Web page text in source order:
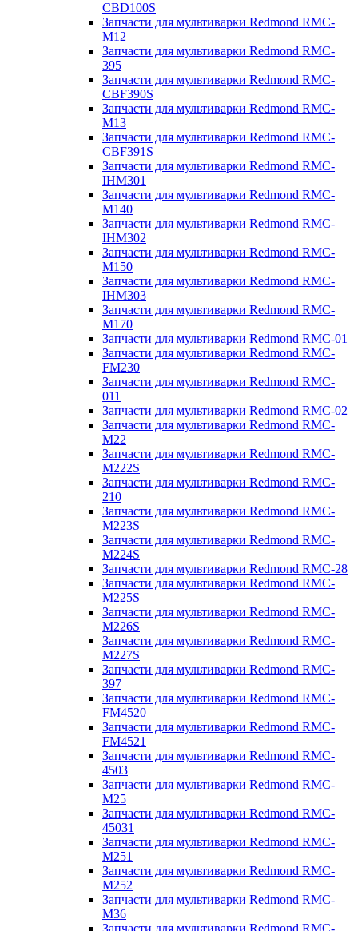
CBD100S
Запчасти для мультиварки Redmond RMC-
M12
Запчасти для мультиварки Redmond RMC-
395
Запчасти для мультиварки Redmond RMC-
CBF390S
Запчасти для мультиварки Redmond RMC-
M13
Запчасти для мультиварки Redmond RMC-
CBF391S
Запчасти для мультиварки Redmond RMC-
IHM301
Запчасти для мультиварки Redmond RMC-
M140
Запчасти для мультиварки Redmond RMC-
IHM302
Запчасти для мультиварки Redmond RMC-
M150
Запчасти для мультиварки Redmond RMC-
IHM303
Запчасти для мультиварки Redmond RMC-
M170
Запчасти для мультиварки Redmond RMC-01
Запчасти для мультиварки Redmond RMC-
FM230
Запчасти для мультиварки Redmond RMC-
011
Запчасти для мультиварки Redmond RMC-02
Запчасти для мультиварки Redmond RMC-
M22
Запчасти для мультиварки Redmond RMC-
M222S
Запчасти для мультиварки Redmond RMC-
210
Запчасти для мультиварки Redmond RMC-
M223S
Запчасти для мультиварки Redmond RMC-
M224S
Запчасти для мультиварки Redmond RMC-28
Запчасти для мультиварки Redmond RMC-
M225S
Запчасти для мультиварки Redmond RMC-
M226S
Запчасти для мультиварки Redmond RMC-
M227S
Запчасти для мультиварки Redmond RMC-
397
Запчасти для мультиварки Redmond RMC-
FM4520
Запчасти для мультиварки Redmond RMC-
FM4521
Запчасти для мультиварки Redmond RMC-
4503
Запчасти для мультиварки Redmond RMC-
M25
Запчасти для мультиварки Redmond RMC-
45031
Запчасти для мультиварки Redmond RMC-
M251
Запчасти для мультиварки Redmond RMC-
M252
Запчасти для мультиварки Redmond RMC-
M36
Запчасти для мультиварки Redmond RMC-